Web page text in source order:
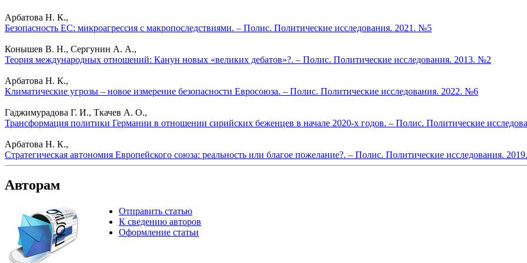
Арбатова Н. К.,
Безопасность ЕС: микроагрессия с макропоследствиями. – Полис. Политические исследования. 2021. №5
Конышев В. Н., Сергунин А. А.,
Теория международных отношений: Канун новых «великих дебатов»?. – Полис. Политические исследования. 2013. №2
Арбатова Н. К.,
Климатические угрозы – новое измерение безопасности Евросоюза. – Полис. Политические исследования. 2022. №6
Гаджимурадова Г. И., Ткачев А. О.,
Трансформация политики Германии в отношении сирийских беженцев в начале 2020-х годов. – Полис. Политические
Арбатова Н. К.,
Стратегическая автономия Европейского союза: реальность или благое пожелание?. – Полис. Политические исследования.
Авторам
Отправить статью
К сведению авторов
Оформление статьи